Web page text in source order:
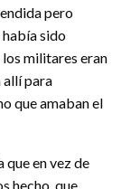
pero
sido
militares eran
allí para
que amaban el
que en vez de
hecho, que